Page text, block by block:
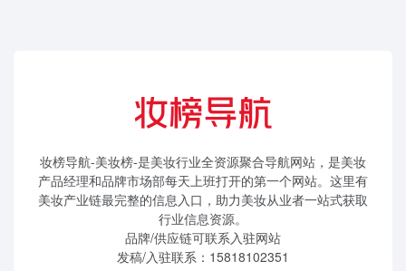
妆榜导航-美妆榜-是美妆行业全资源聚合导航网站，是美妆
产品经理和品牌市场部每天上班打开的第一个网站。这里有
美妆产业链最完整的信息入口，助力美妆从业者一站式获取
行业信息资源。
品牌/供应链可联系入驻网站
发稿/入驻联系：15818102351